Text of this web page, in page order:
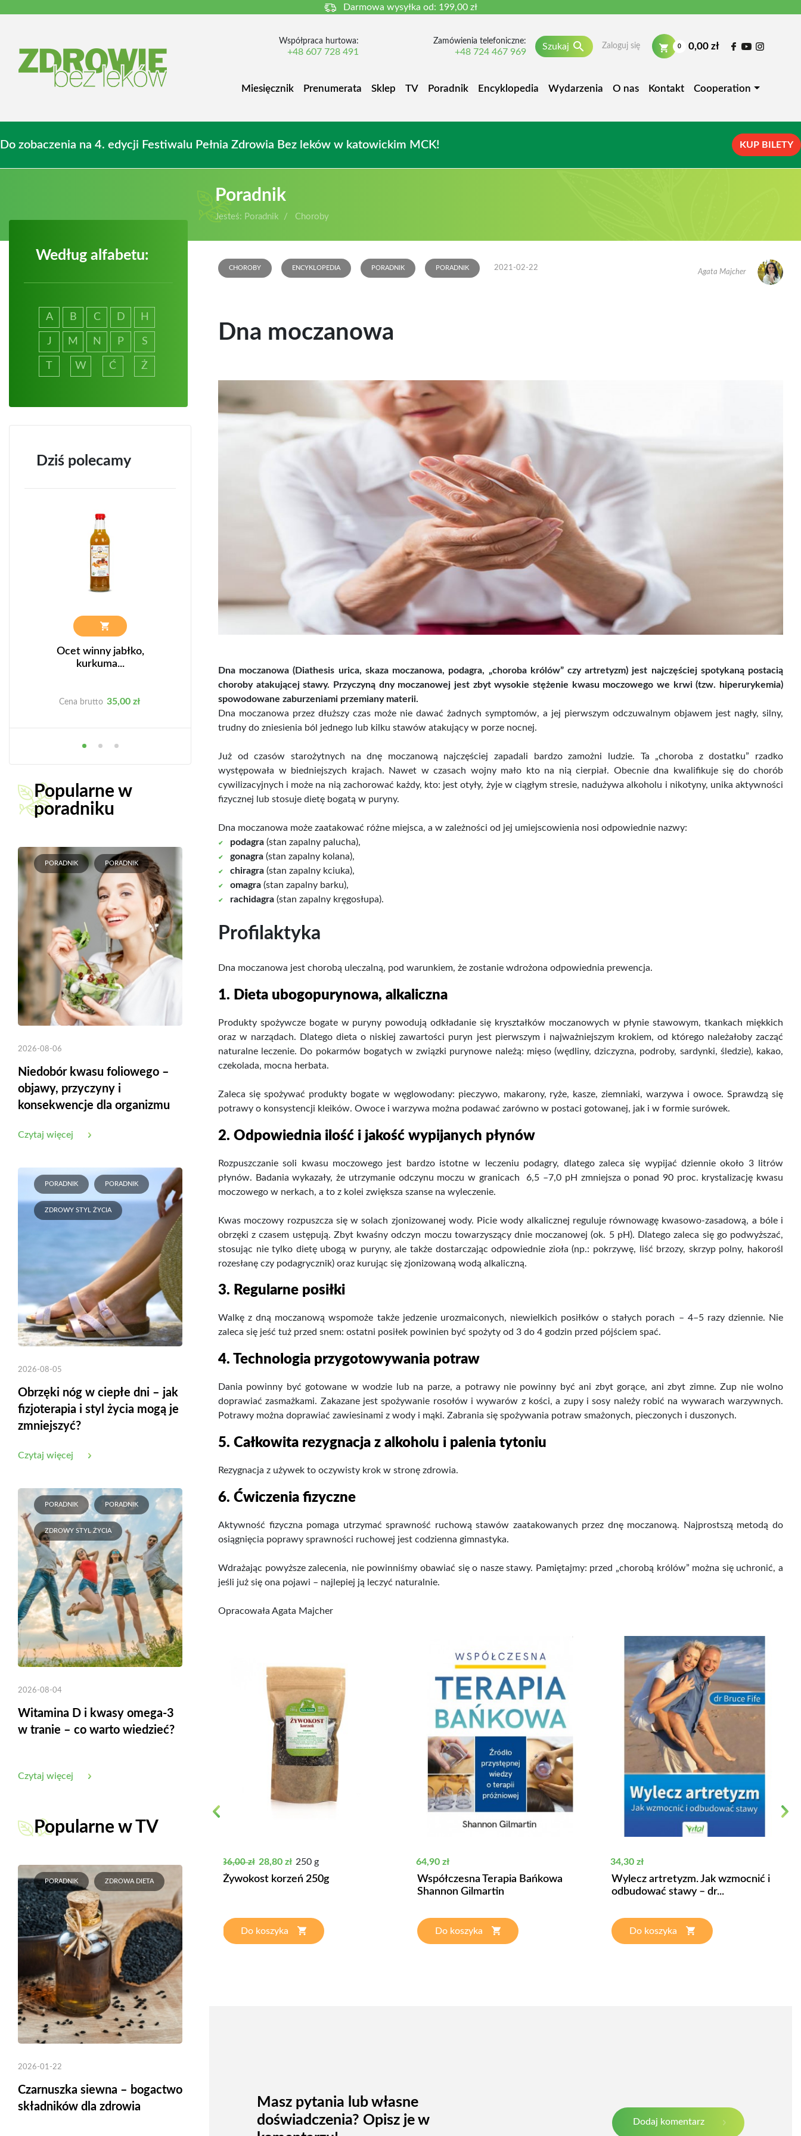
Darmowa wysyłka od: 199,00 zł
Współpraca hurtowa:
+48 607 728 491
Zamówienia telefoniczne:
+48 724 467 969
Szukaj  Zaloguj się 0 0,00 zł
Miesięcznik Prenumerata Sklep TV Poradnik Encyklopedia Wydarzenia O nas Kontakt Cooperation
Do zobaczenia na 4. edycji Festiwalu Pełnia Zdrowia Bez leków w katowickim MCK! KUP BILETY
Poradnik
Jesteś: Poradnik Choroby
Według alfabetu:
A B C D H
J M N P S
T W Ć Ż
Dziś polecamy
Ocet winny jabłko,
kurkuma...
Cena brutto Cena
35,00 zł Cena brutto Cena
49,00 zł Cena brutto Cena
4,99 zł
kurkuma...
Popularne w
poradniku
PORADNIK PORADNIK
2026-08-06
Niedobór kwasu foliowego –
objawy, przyczyny i
konsekwencje dla organizmu
Czytaj więcej
PORADNIK PORADNIK
ZDROWY STYL ŻYCIA
2026-08-05
Obrzęki nóg w ciepłe dni – jak
fizjoterapia i styl życia mogą je
zmniejszyć?
Czytaj więcej
PORADNIK PORADNIK
ZDROWY STYL ŻYCIA
2026-08-04
Witamina D i kwasy omega-3
w tranie – co warto wiedzieć?
Czytaj więcej
Popularne w TV
PORADNIK ZDROWA DIETA
2026-01-22
Czarnuszka siewna – bogactwo
składników dla zdrowia
CHOROBY ENCYKLOPEDIA PORADNIK PORADNIK 2021-02-22 Agata Majcher
Dna moczanowa
Dna moczanowa (Diathesis urica, skaza moczanowa, podagra, „choroba królów” czy artretyzm) jest najczęściej spotykaną postacią
choroby atakującej stawy. Przyczyną dny moczanowej jest zbyt wysokie stężenie kwasu moczowego we krwi (tzw. hiperurykemia)
spowodowane zaburzeniami przemiany materii.
Dna moczanowa przez dłuższy czas może nie dawać żadnych symptomów, a jej pierwszym odczuwalnym objawem jest nagły, silny,
trudny do zniesienia ból jednego lub kilku stawów atakujący w porze nocnej.
Już od czasów starożytnych na dnę moczanową najczęściej zapadali bardzo zamożni ludzie. Ta „choroba z dostatku” rzadko
występowała w biedniejszych krajach. Nawet w czasach wojny mało kto na nią cierpiał. Obecnie dna kwalifikuje się do chorób
cywilizacyjnych i może na nią zachorować każdy, kto: jest otyły, żyje w ciągłym stresie, nadużywa alkoholu i nikotyny, unika aktywności
fizycznej lub stosuje dietę bogatą w puryny.
Dna moczanowa może zaatakować różne miejsca, a w zależności od jej umiejscowienia nosi odpowiednie nazwy:
podagra (stan zapalny palucha),
gonagra (stan zapalny kolana),
chiragra (stan zapalny kciuka),
omagra (stan zapalny barku),
rachidagra (stan zapalny kręgosłupa).
Profilaktyka
Dna moczanowa jest chorobą uleczalną, pod warunkiem, że zostanie wdrożona odpowiednia prewencja.
1. Dieta ubogopurynowa, alkaliczna
Produkty spożywcze bogate w puryny powodują odkładanie się kryształków moczanowych w płynie stawowym, tkankach miękkich
oraz w narządach. Dlatego dieta o niskiej zawartości puryn jest pierwszym i najważniejszym krokiem, od którego należałoby zacząć
naturalne leczenie. Do pokarmów bogatych w związki purynowe należą: mięso (wędliny, dziczyzna, podroby, sardynki, śledzie), kakao,
czekolada, mocna herbata.
Zaleca się spożywać produkty bogate w węglowodany: pieczywo, makarony, ryże, kasze, ziemniaki, warzywa i owoce. Sprawdzą się
potrawy o konsystencji kleików. Owoce i warzywa można podawać zarówno w postaci gotowanej, jak i w formie surówek.
2. Odpowiednia ilość i jakość wypijanych płynów
Rozpuszczanie soli kwasu moczowego jest bardzo istotne w leczeniu podagry, dlatego zaleca się wypijać dziennie około 3 litrów
płynów. Badania wykazały, że utrzymanie odczynu moczu w granicach 6,5 –7,0 pH zmniejsza o ponad 90 proc. krystalizację kwasu
moczowego w nerkach, a to z kolei zwiększa szanse na wyleczenie.
Kwas moczowy rozpuszcza się w solach zjonizowanej wody. Picie wody alkalicznej reguluje równowagę kwasowo-zasadową, a bóle i
obrzęki z czasem ustępują. Zbyt kwaśny odczyn moczu towarzyszący dnie moczanowej (ok. 5 pH). Dlatego zaleca się go podwyższać,
stosując nie tylko dietę ubogą w puryny, ale także dostarczając odpowiednie zioła (np.: pokrzywę, liść brzozy, skrzyp polny, hakorośl
rozesłanę czy podagrycznik) oraz kurując się zjonizowaną wodą alkaliczną.
3. Regularne posiłki
Walkę z dną moczanową wspomoże także jedzenie urozmaiconych, niewielkich posiłków o stałych porach – 4–5 razy dziennie. Nie
zaleca się jeść tuż przed snem: ostatni posiłek powinien być spożyty od 3 do 4 godzin przed pójściem spać.
4. Technologia przygotowywania potraw
Dania powinny być gotowane w wodzie lub na parze, a potrawy nie powinny być ani zbyt gorące, ani zbyt zimne. Zup nie wolno
doprawiać zasmażkami. Zakazane jest spożywanie rosołów i wywarów z kości, a zupy i sosy należy robić na wywarach warzywnych.
Potrawy można doprawiać zawiesinami z wody i mąki. Zabrania się spożywania potraw smażonych, pieczonych i duszonych.
5. Całkowita rezygnacja z alkoholu i palenia tytoniu
Rezygnacja z używek to oczywisty krok w stronę zdrowia.
6. Ćwiczenia fizyczne
Aktywność fizyczna pomaga utrzymać sprawność ruchową stawów zaatakowanych przez dnę moczanową. Najprostszą metodą do
osiągnięcia poprawy sprawności ruchowej jest codzienna gimnastyka.
Wdrażając powyższe zalecenia, nie powinniśmy obawiać się o nasze stawy. Pamiętajmy: przed „chorobą królów” można się uchronić, a
jeśli już się ona pojawi – najlepiej ją leczyć naturalnie.
Opracowała Agata Majcher
Cena
Wylecz artretyzm. Jak wzmocnić i
Cena podstawowa
36,00 zł Cena
28,80 zł 250 g
Żywokost korzeń 250g
Do koszyka
Cena
64,90 zł
Współczesna Terapia Bańkowa
Shannon Gilmartin
Do koszyka
Cena
34,30 zł
Wylecz artretyzm. Jak wzmocnić i
odbudować stawy – dr...
Do koszyka
Masz pytania lub własne
doświadczenia? Opisz je w
Dodaj komentarz